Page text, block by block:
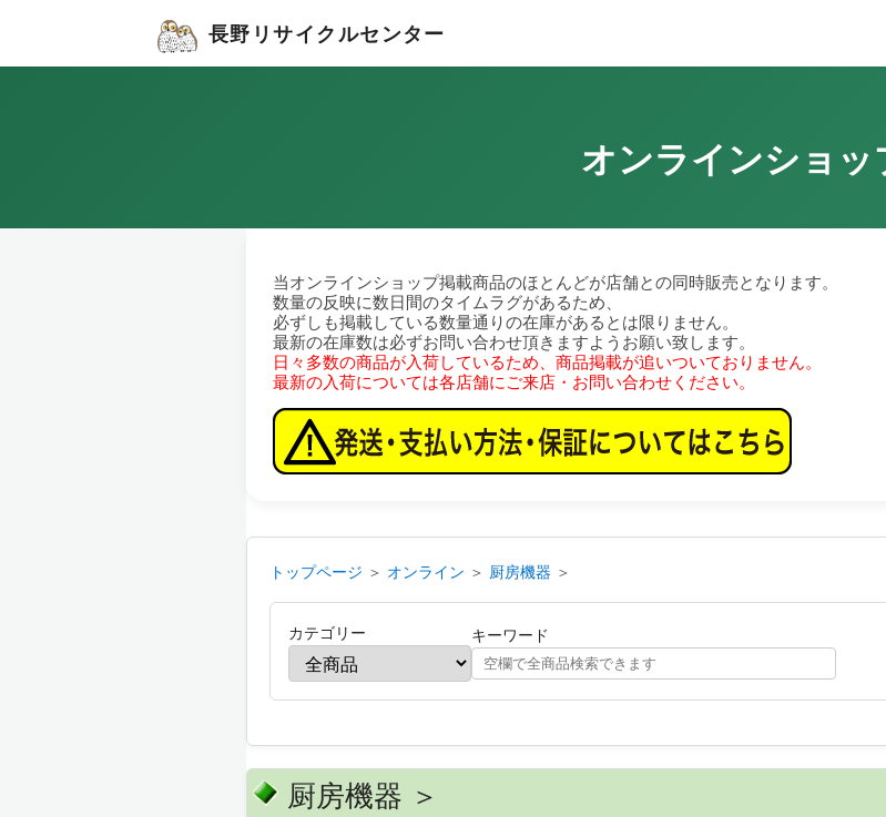
長野リサイクルセンター
オンラインショッ
当オンラインショップ掲載商品のほとんどが店舗との同時販売となります。
数量の反映に数日間のタイムラグがあるため、
必ずしも掲載している数量通りの在庫があるとは限りません。
最新の在庫数は必ずお問い合わせ頂きますようお願い致します。
日々多数の商品が入荷しているため、商品掲載が追いついておりません。
最新の入荷については各店舗にご来店・お問い合わせください。
トップページ ＞ オンライン ＞ 厨房機器 ＞
カテゴリー キーワード
厨房機器 ＞